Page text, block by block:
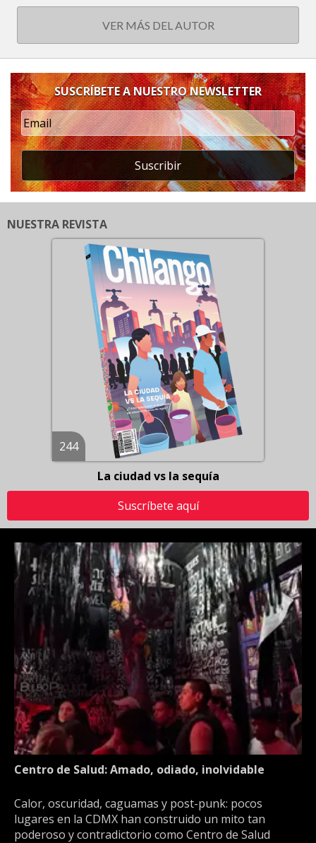
VER MÁS DEL AUTOR
SUSCRÍBETE A NUESTRO NEWSLETTER
Suscribir
NUESTRA REVISTA
244
La ciudad vs la sequía
Suscríbete aquí
Centro de Salud: Amado, odiado, inolvidable
Calor, oscuridad, caguamas y post-punk: pocos
lugares en la CDMX han construido un mito tan
poderoso y contradictorio como Centro de Salud